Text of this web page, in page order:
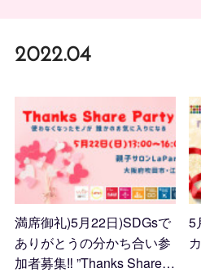
2022.04
満席御礼)5月22日)SDGsで
ありがとうの分かち合い参
加者募集‼️ ”Thanks Share…
5